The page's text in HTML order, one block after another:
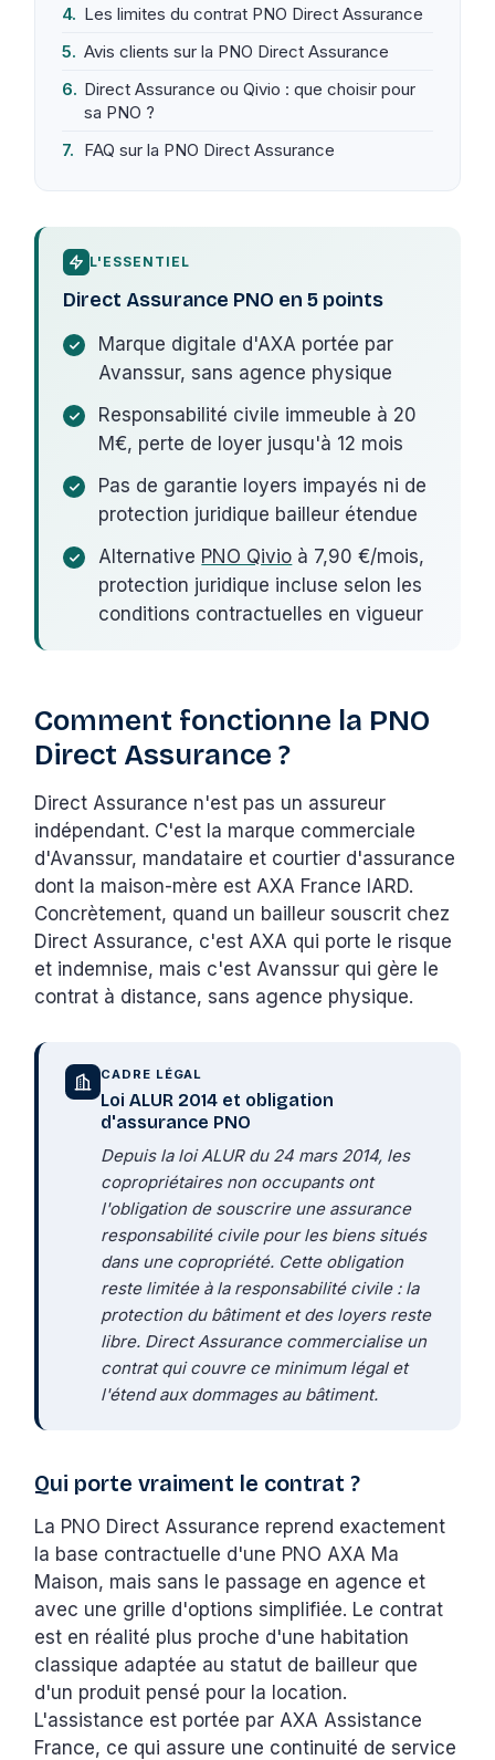
Les limites du contrat PNO Direct Assurance
Avis clients sur la PNO Direct Assurance
Direct Assurance ou Qivio : que choisir pour
sa PNO ?
FAQ sur la PNO Direct Assurance
L'ESSENTIEL
Direct Assurance PNO en 5 points
Marque digitale d'AXA portée par
Avanssur, sans agence physique
Responsabilité civile immeuble à 20
M€, perte de loyer jusqu'à 12 mois
Pas de garantie loyers impayés ni de
protection juridique bailleur étendue
Alternative PNO Qivio à 7,90 €/mois,
protection juridique incluse selon les
conditions contractuelles en vigueur
Comment fonctionne la PNO
Direct Assurance ?
Direct Assurance n'est pas un assureur
indépendant. C'est la marque commerciale
d'Avanssur, mandataire et courtier d'assurance
dont la maison-mère est AXA France IARD.
Concrètement, quand un bailleur souscrit chez
Direct Assurance, c'est AXA qui porte le risque
et indemnise, mais c'est Avanssur qui gère le
contrat à distance, sans agence physique.
CADRE LÉGAL
Loi ALUR 2014 et obligation
d'assurance PNO
Depuis la loi ALUR du 24 mars 2014, les
copropriétaires non occupants ont
l'obligation de souscrire une assurance
responsabilité civile pour les biens situés
dans une copropriété. Cette obligation
reste limitée à la responsabilité civile : la
protection du bâtiment et des loyers reste
libre. Direct Assurance commercialise un
contrat qui couvre ce minimum légal et
l'étend aux dommages au bâtiment.
Qui porte vraiment le contrat ?
La PNO Direct Assurance reprend exactement
la base contractuelle d'une PNO AXA Ma
Maison, mais sans le passage en agence et
avec une grille d'options simplifiée. Le contrat
est en réalité plus proche d'une habitation
classique adaptée au statut de bailleur que
d'un produit pensé pour la location.
L'assistance est portée par AXA Assistance
France, ce qui assure une continuité de service